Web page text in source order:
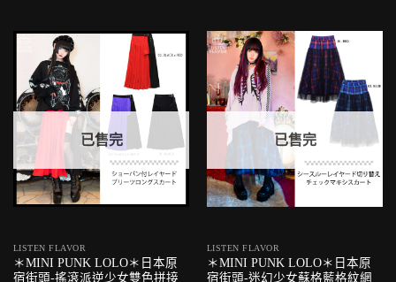
已售完
LISTEN FLAVOR
＊MINI PUNK LOLO＊日本原
宿街頭-搖滾派逆少女雙色拼接
已售完
LISTEN FLAVOR
＊MINI PUNK LOLO＊日本原
宿街頭-迷幻少女蘇格藍格紋網